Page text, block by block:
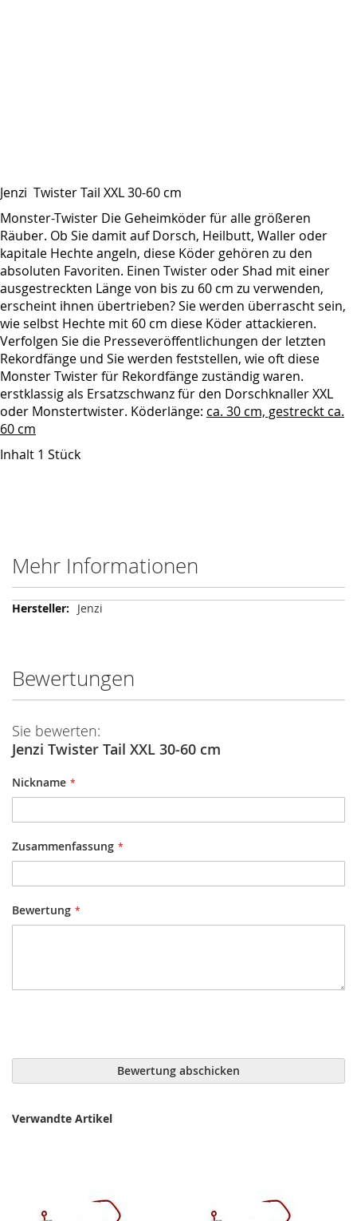
Jenzi Twister Tail XXL 30-60 cm
Monster-Twister Die Geheimköder für alle größeren
Räuber. Ob Sie damit auf Dorsch, Heilbutt, Waller oder
kapitale Hechte angeln, diese Köder gehören zu den
absoluten Favoriten. Einen Twister oder Shad mit einer
ausgestreckten Länge von bis zu 60 cm zu verwenden,
erscheint ihnen übertrieben? Sie werden überrascht sein,
wie selbst Hechte mit 60 cm diese Köder attackieren.
Verfolgen Sie die Presseveröffentlichungen der letzten
Rekordfänge und Sie werden feststellen, wie oft diese
Monster Twister für Rekordfänge zuständig waren.
erstklassig als Ersatzschwanz für den Dorschknaller XXL
oder Monstertwister. Köderlänge: ca. 30 cm, gestreckt ca.
60 cm
Inhalt 1 Stück
Mehr Informationen
Mehr
Jenzi
Bewertungen
Sie bewerten:
Jenzi Twister Tail XXL 30-60 cm
Nickname
Zusammenfassung
Bewertung
Bewertung abschicken
Verwandte Artikel